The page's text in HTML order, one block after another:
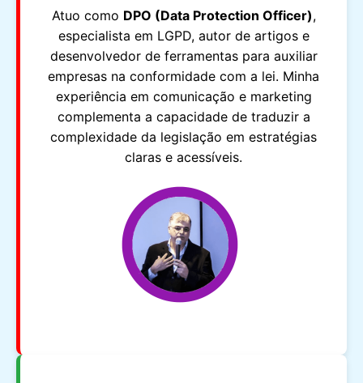
Atuo como DPO (Data Protection Officer),
especialista em LGPD, autor de artigos e
desenvolvedor de ferramentas para auxiliar
empresas na conformidade com a lei. Minha
experiência em comunicação e marketing
complementa a capacidade de traduzir a
complexidade da legislação em estratégias
claras e acessíveis.